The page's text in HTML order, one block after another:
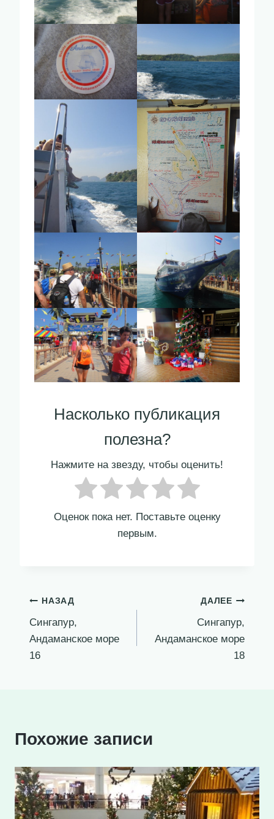
Насколько публикация
полезна?
Нажмите на звезду, чтобы оценить!
Оценок пока нет. Поставьте оценку
первым.
Навигация
по
записям
НАЗАД
Сингапур,
Андаманское море
16
ДАЛЕЕ
Сингапур,
Андаманское море
18
Похожие записи